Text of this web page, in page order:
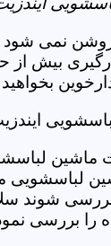
نمی شود
بیش
ماشین
لباسشویی می
شوند
را بررسی